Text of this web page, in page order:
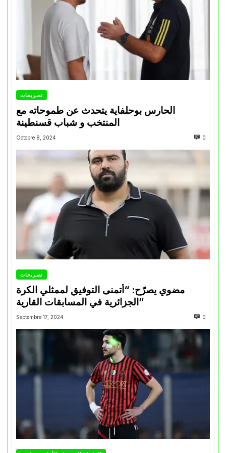
تصريحات
الحارس بوحلفاية يتحدث عن طموحاته مع
المنتخب و شباب قسنطينة
Octobre 8, 2024 0
تصريحات
مضوي يصرّح: “أتمنى التوفيق لممثلي الكرة
الجزائرية في المسابقات القارية”
Septembre 17, 2024 0